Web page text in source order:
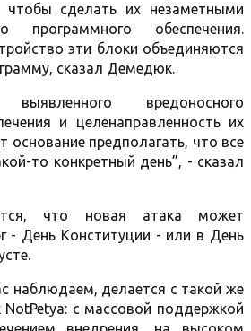
чтобы сделать их незаметными
программного обеспечения.
эти блоки объединяются
сказал Демедюк.
вредоносного
и целенаправленность их
основание предполагать, что все
то конкретный день”, - сказал
что новая атака может
- День Конституции - или в День
наблюдаем, делается с такой же
с массовой поддержкой